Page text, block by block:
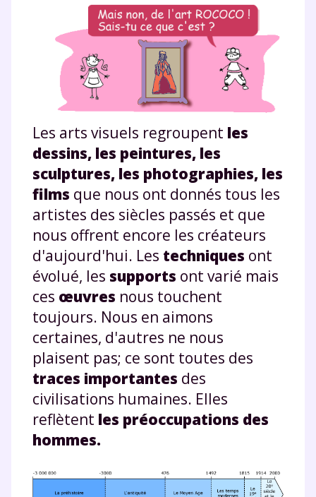
Les arts visuels regroupent les
dessins, les peintures, les
sculptures, les photographies, les
films que nous ont donnés tous les
artistes des siècles passés et que
nous offrent encore les créateurs
d'aujourd'hui. Les techniques ont
évolué, les supports ont varié mais
ces œuvres nous touchent
toujours. Nous en aimons
certaines, d'autres ne nous
plaisent pas; ce sont toutes des
traces importantes des
civilisations humaines. Elles
reflètent les préoccupations des
hommes.